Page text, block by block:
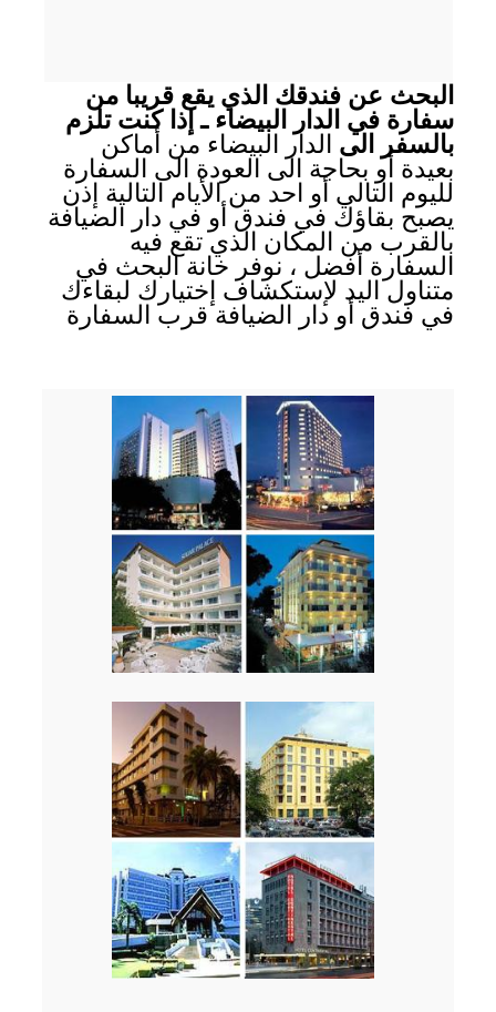
البحث عن فندقك الذي يقع قريبا من
سفارة في الدار البيضاء ـ إذا كنت تلزم
بالسفر الى الدار البيضاء من أماكن
بعيدة أو بحاجة الى العودة الى السفارة
لليوم التالي أو احد من الأيام التالية إذن
يصبح بقاؤك في فندق أو في دار الضيافة
بالقرب من المكان الذي تقع فيه
السفارة أفضل ، نوفر خانة البحث في
متناول اليد لإستكشاف إختيارك لبقاءك
في فندق أو دار الضيافة قرب السفارة